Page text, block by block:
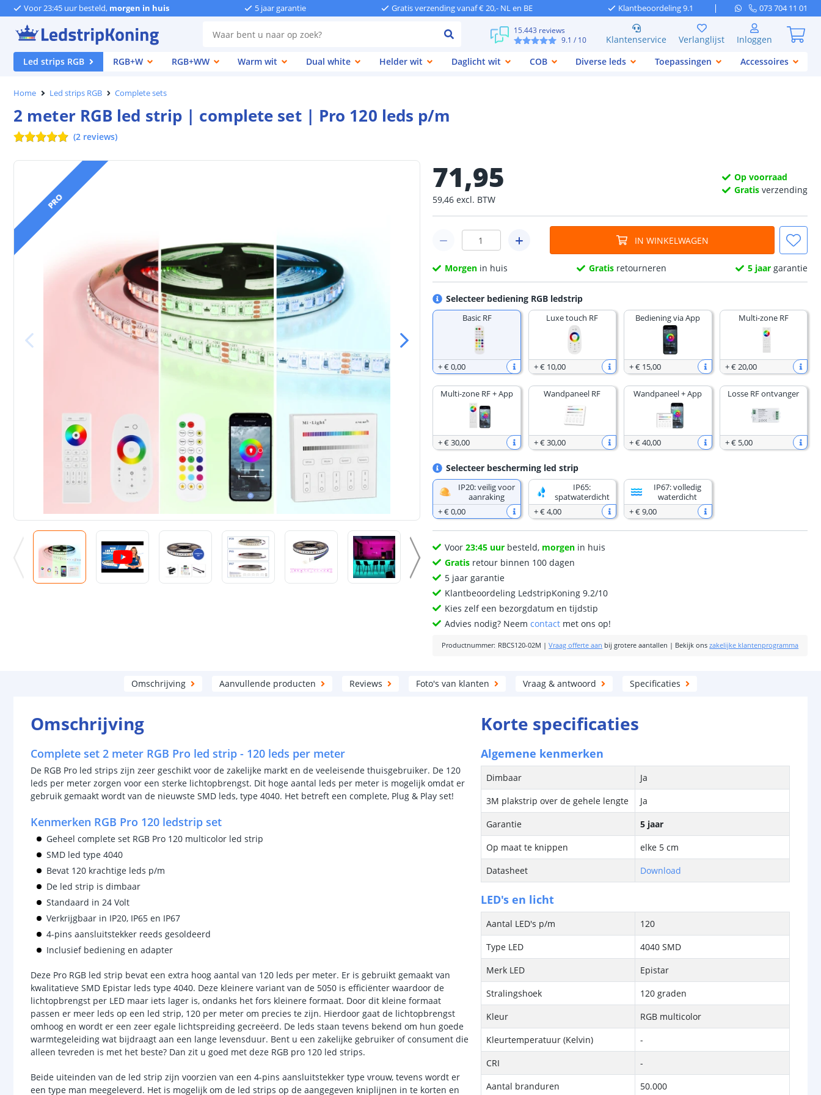
Voor 23:45 uur besteld, morgen in huis 5 jaar garantie Gratis verzending vanaf € 20,- NL en BE Klantbeoordeling 9.1 073 704 11 01
15.443 reviews
9.1 / 10 Klantenservice Verlanglijst
Inloggen
Led strips RGB
RGB+W RGB+WW Warm wit Dual white Helder wit Daglicht wit COB Diverse leds Toepassingen Accessoires
Home Led strips RGB Complete sets
2 meter RGB led strip | complete set | Pro 120 leds p/m
(2 reviews)
PRO
71,95
59,46 excl. BTW
Op voorraad
Gratis verzending
IN WINKELWAGEN
Morgen in huis Gratis retourneren 5 jaargarantie
Selecteer bediening RGB ledstrip
Basic RF
+€ 0,00
Luxe touch RF
+€ 10,00
Bediening via App
+€ 15,00
Multi-zone RF
+€ 20,00
Multi-zone RF + App
+€ 30,00
Wandpaneel RF
+€ 30,00
Wandpaneel + App
+€ 40,00
Losse RF ontvanger
+€ 5,00
Selecteer bescherming led strip
IP20: veilig voor
aanraking
+€ 0,00
IP65:
spatwaterdicht
+€ 4,00
IP67: volledig
waterdicht
+€ 9,00
Voor23:45 uur besteld, morgen in huis
Gratis retour binnen 100 dagen
5 jaar garantie
Klantbeoordeling LedstripKoning 9.2/10
Kies zelf een bezorgdatum en tijdstip
Advies nodig? Neemcontact met ons op!
Productnummer: RBCS120-02M |Vraag offerte aan bij grotere aantallen | Bekijk ons zakelijke klantenprogramma
Omschrijving Aanvullende producten Reviews Foto's van klanten Vraag & antwoord Specificaties
Omschrijving
Complete set 2 meter RGB Pro led strip - 120 leds per meter
De RGB Pro led strips zijn zeer geschikt voor de zakelijke markt en de veeleisende thuisgebruiker. De 120
leds per meter zorgen voor een sterke lichtopbrengst. Dit hoge aantal leds per meter is mogelijk omdat er
gebruik gemaakt wordt van de nieuwste SMD leds, type 4040. Het betreft een complete, Plug & Play set!
Kenmerken RGB Pro 120 ledstrip set
Geheel complete set RGB Pro 120 multicolor led strip
SMD led type 4040
Bevat 120 krachtige leds p/m
De led strip is dimbaar
Standaard in 24 Volt
Verkrijgbaar in IP20, IP65 en IP67
4-pins aansluitstekker reeds gesoldeerd
Inclusief bediening en adapter
Deze Pro RGB led strip bevat een extra hoog aantal van 120 leds per meter. Er is gebruikt gemaakt van
kwalitatieve SMD Epistar leds type 4040. Deze kleinere variant van de 5050 is efficiënter waardoor de
lichtopbrengst per LED maar iets lager is, ondanks het fors kleinere formaat. Door dit kleine formaat
passen er meer leds op een led strip, 120 per meter om precies te zijn. Hierdoor gaat de lichtopbrengst
omhoog en wordt er een zeer egale lichtspreiding gecreëerd. De leds staan tevens bekend om hun goede
warmtegeleiding wat bijdraagt aan een lange levensduur. Bent u een zakelijke gebruiker of consument die
alleen tevreden is met het beste? Dan zit u goed met deze RGB pro 120 led strips.
Beide uiteinden van de led strip zijn voorzien van een 4-pins aansluitstekker type vrouw, tevens wordt er
een type man meegeleverd. Het is mogelijk om de led strips op de aangegeven kniplijnen in te korten en
Korte specificaties
Algemene kenmerken
Dimbaar
Ja
3M plakstrip over de gehele lengte
Ja
Garantie
5 jaar
Op maat te knippen
elke 5 cm
Datasheet
Download
LED's en licht
Aantal LED's p/m
120
Type LED
4040 SMD
Merk LED
Epistar
Stralingshoek
120 graden
Kleur
RGB multicolor
Kleurtemperatuur (Kelvin)
-
CRI
-
Aantal branduren
50.000